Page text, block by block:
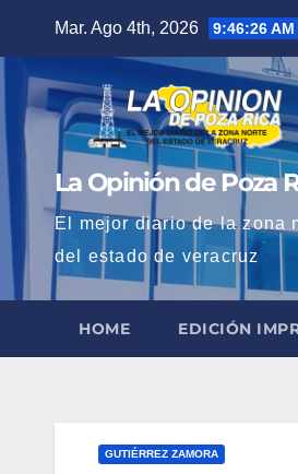
contenido
Mar. Ago 4th, 2026 9:46:28 AM
La Opinión de Poza
El mejor diario de la zona
del estado de veracruz
HOME EDICIÓN
GUTIÉRREZ ZAMORA